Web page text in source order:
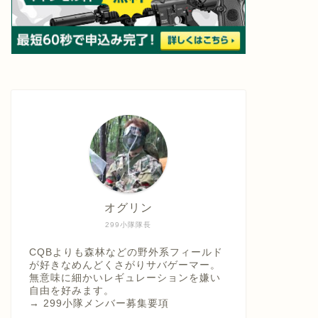
299小隊隊長
オグリン
CQBよりも森林などの野外系フィールド
が好きなめんどくさがりサバゲーマー。
無意味に細かいレギュレーションを嫌い
自由を好みます。
→ 299小隊メンバー募集要項